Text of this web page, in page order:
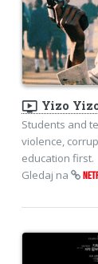
ondemand_video Yizo
Students and
violence,
education first.
Gledaj na